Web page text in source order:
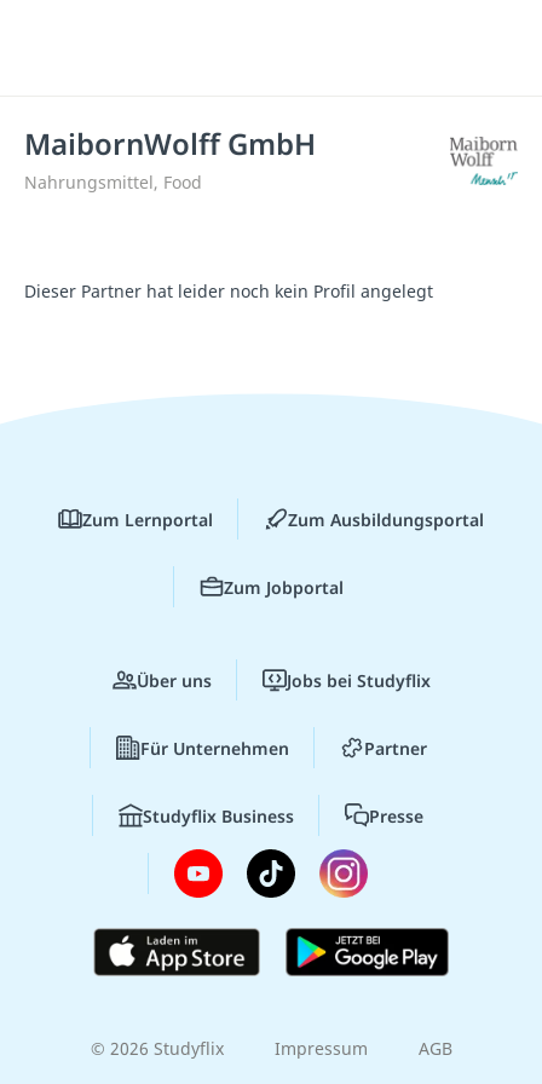
MaibornWolff GmbH
Nahrungsmittel, Food
Dieser Partner hat leider noch kein Profil angelegt
Zum Lernportal Zum Ausbildungsportal
Zum Jobportal
Über uns Jobs bei Studyflix
Für Unternehmen Partner
Studyflix Business Presse
© 2026 Studyflix Impressum AGB